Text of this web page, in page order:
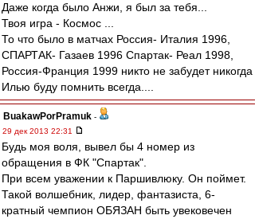
Даже когда было Анжи, я был за тебя...
Твоя игра - Космос ...
То что было в матчах Россия- Италия 1996,
СПАРТАК- Газаев 1996 Спартак- Реал 1998,
Россия-Франция 1999 никто не забудет никогда
Илью буду помнить всегда....
BuakawPorPramuk -
29 дек 2013 22:31
Будь моя воля, вывел бы 4 номер из
обращения в ФК "Спартак".
При всем уважении к Паршивлюку. Он поймет.
Такой волшебник, лидер, фантазиста, 6-
кратный чемпион ОБЯЗАН быть увековечен